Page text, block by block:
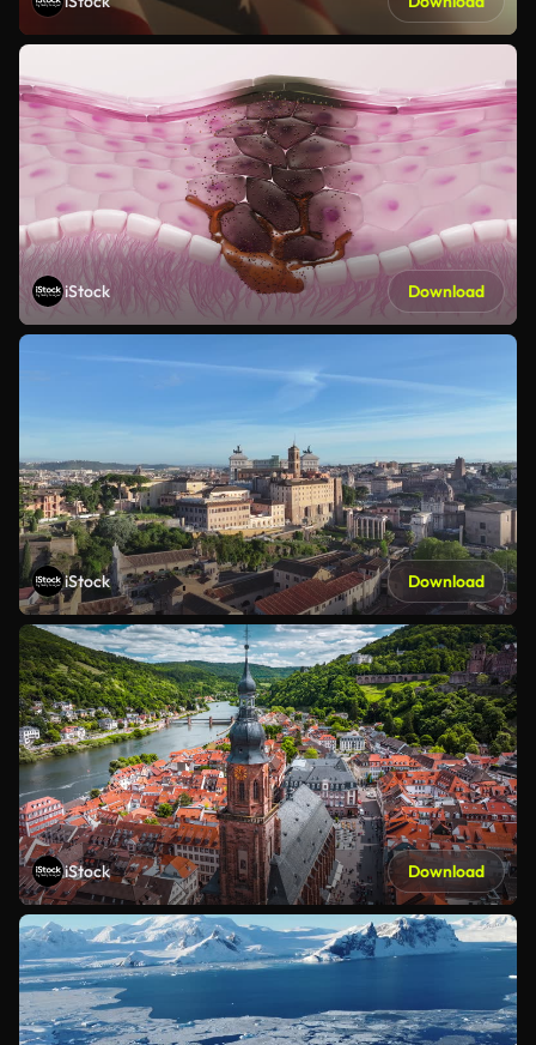
iStock Download
iStock Download
iStock Download